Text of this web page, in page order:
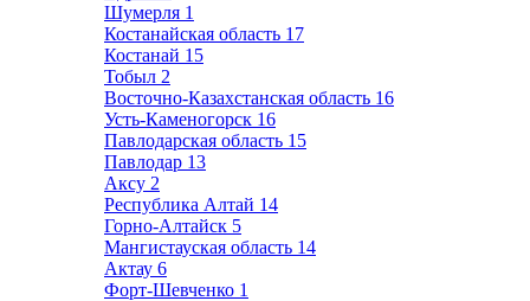
Шумерля 1
Костанайская область 17
Костанай 15
Тобыл 2
Восточно-Казахстанская область 16
Усть-Каменогорск 16
Павлодарская область 15
Павлодар 13
Аксу 2
Республика Алтай 14
Горно-Алтайск 5
Мангистауская область 14
Актау 6
Форт-Шевченко 1